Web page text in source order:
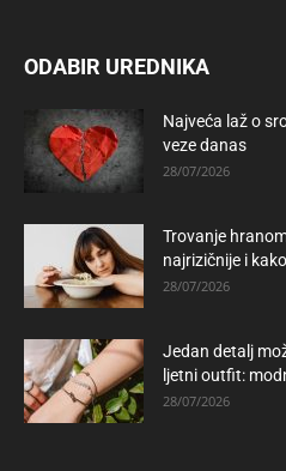
ODABIR UREDNIKA
Najveća laž o
veze danas
28/07/2026
Trovanje
najrizičnije i
28/07/2026
Jedan detalj
ljetni outfit:
28/07/2026